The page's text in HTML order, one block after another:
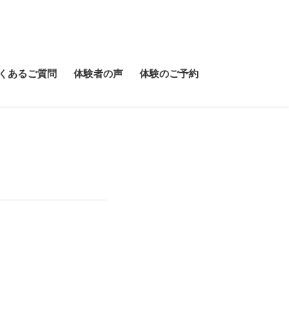
あるご質問 体験者の声 体験のご予約